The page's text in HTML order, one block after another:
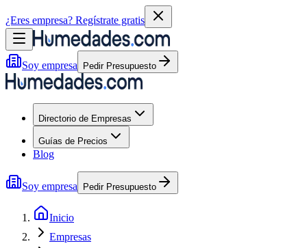
¿Eres empresa? Regístrate gratis
Soy empresa Pedir Presupuesto
Directorio de Empresas
Guías de Precios
Blog
Soy empresa Pedir Presupuesto
Inicio
Empresas